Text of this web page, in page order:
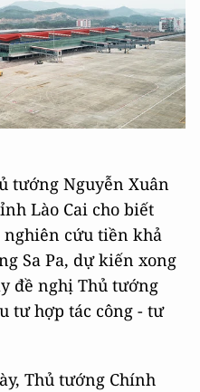
tướng Nguyễn Xuân
Lào Cai cho biết
nghiên cứu tiền khả
Sa Pa, dự kiến xong
đề nghị Thủ tướng
tư hợp tác công - tư
Thủ tướng Chính